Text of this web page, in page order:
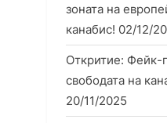
зоната на
канабис! 02/12/
Откритие: Фейк-
свободата на
20/11/2025